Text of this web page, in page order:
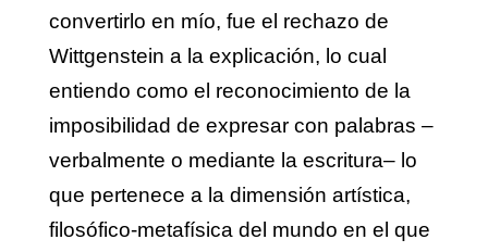
convertirlo en mío, fue el rechazo de
Wittgenstein a la explicación, lo cual
entiendo como el reconocimiento de la
imposibilidad de expresar con palabras –
verbalmente o mediante la escritura– lo
que pertenece a la dimensión artística,
filosófico-metafísica del mundo en el que